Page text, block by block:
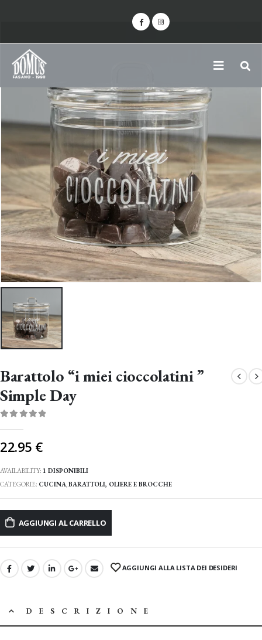
Barattolo “i miei cioccolatini ”
Simple Day
22.95 €
AVAILABILITY: 1 DISPONIBILI
CATEGORIE: CUCINA,BARATTOLI, OLIERE E BROCCHE
AGGIUNGI AL CARRELLO
AGGIUNGI ALLA LISTA DEI DESIDERI
DESCRIZIONE